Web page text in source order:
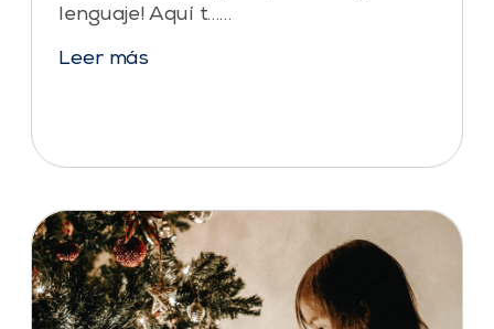
lenguaje! Aquí t……
Leer más